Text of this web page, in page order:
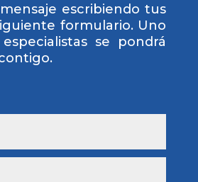
escribiendo tus
formulario. Uno
se pondrá